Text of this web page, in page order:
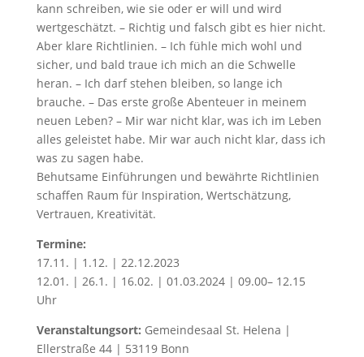
kann schreiben, wie sie oder er will und wird
wertgeschätzt. – Richtig und falsch gibt es hier nicht.
Aber klare Richtlinien. – Ich fühle mich wohl und
sicher, und bald traue ich mich an die Schwelle
heran. – Ich darf stehen bleiben, so lange ich
brauche. – Das erste große Abenteuer in meinem
neuen Leben? – Mir war nicht klar, was ich im Leben
alles geleistet habe. Mir war auch nicht klar, dass ich
was zu sagen habe.
Behutsame Einführungen und bewährte Richtlinien
schaffen Raum für Inspiration, Wertschätzung,
Vertrauen, Kreativität.
Termine:
17.11. | 1.12. | 22.12.2023
12.01. | 26.1. | 16.02. | 01.03.2024 | 09.00– 12.15
Uhr
Veranstaltungsort: Gemeindesaal St. Helena |
Ellerstraße 44 | 53119 Bonn